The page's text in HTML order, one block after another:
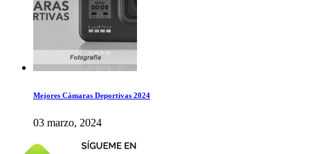
Mejores Cámaras Deportivas 2024
03 marzo, 2024